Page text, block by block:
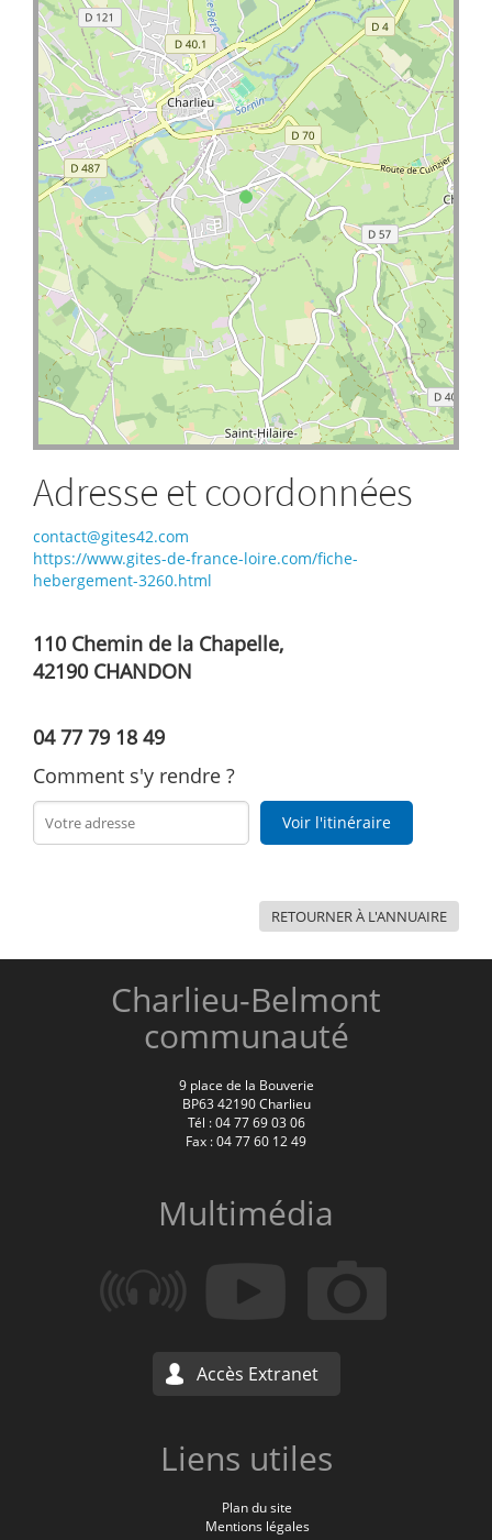
Adresse et coordonnées
contact@gites42.com
https://www.gites-de-france-loire.com/fiche-
hebergement-3260.html
110 Chemin de la Chapelle,
42190 CHANDON
04 77 79 18 49
Comment s'y rendre ?
Voir l'itinéraire
RETOURNER À L'ANNUAIRE
Charlieu-Belmont
communauté
9 place de la Bouverie
BP63 42190 Charlieu
Tél : 04 77 69 03 06
Fax : 04 77 60 12 49
Multimédia
Accès Extranet
Liens utiles
Plan du site
Mentions légales